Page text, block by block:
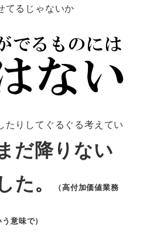
てるじゃないか
たりしてぐるぐる考えてい
だ降りない
。
（高付加価値業務
意味で）